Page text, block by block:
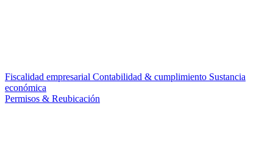
Fiscalidad empresarial Contabilidad & cumplimiento Sustancia
económica
Permisos & Reubicación